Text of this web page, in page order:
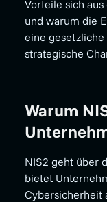
Vorteile sich
und warum die
eine
strategische
Warum
NIS2 geht über
bietet
Cybersicherheit